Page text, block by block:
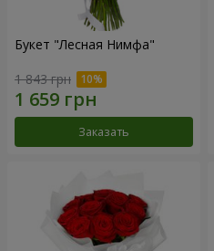
Букет "Лесная Нимфа"
1 843 грн
Заказать